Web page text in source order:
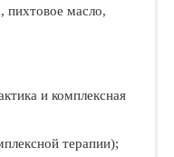
пихтовое масло,
и комплексная
терапии);